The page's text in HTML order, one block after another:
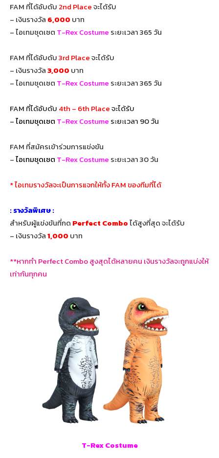
FAM ที่ได้อับดับ 2nd Placeจะได้รับ
– เงินรางวัล 6,000 บาท
– ไอเทมชุดเซต T-Rex Costume ระยะเวลา 365 วัน
FAM ที่ได้อับดับ3rd Placeจะได้รับ
– เงินรางวัล3,000 บาท
– ไอเทมชุดเซต T-Rex Costume ระยะเวลา 365 วัน
FAM ที่ได้อับดับ 4th – 6th Placeจะได้รับ
–ไอเทมชุดเซต T-Rex Costume ระยะเวลา 90 วัน
FAM ที่สม้ครเข้าร่วมการแข่งขัน
–ไอเทมชุดเซต T-Rex Costume ระยะเวลา 30 วัน
* ไอเทมรางวัลจะเป็นการแจกให้ทั้ง FAM ของทีมที่ได้
: รางวัลพิเศษ :
สำหรับผู้แข่งขันที่กด Perfect Comboได้สูงที่สุด จะได้รับ
– เงินรางวัล1,000 บาท
**หากทำ Perfect Combo สูงสุดได้หลายคน เงินรางวัลจะถูกแบ่งให้
เท่ากันทุกคน
T-Rex Costume